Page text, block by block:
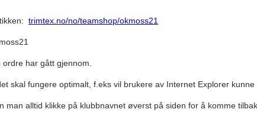
trimtex.no/no/teamshop/okmoss21
har gått gjennom.
skal fungere optimalt, f.eks vil brukere av Internet Explorer kunne
man alltid klikke på klubbnavnet øverst på siden for å komme